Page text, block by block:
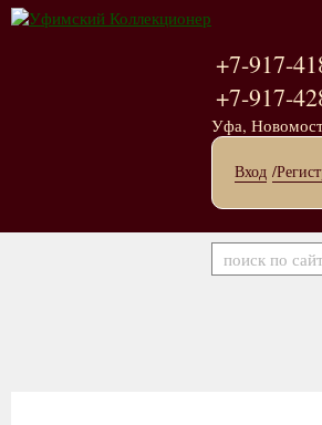
+7-917-
+7-917-
Уфа,
Вход /